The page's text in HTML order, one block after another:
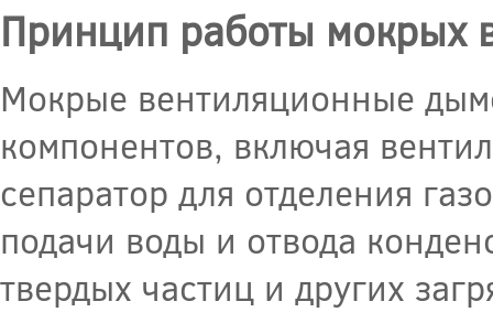
Принцип работы мокрых
Мокрые вентиляционные
компонентов, включая
сепаратор для отделения
подачи воды и отвода
твердых частиц и других